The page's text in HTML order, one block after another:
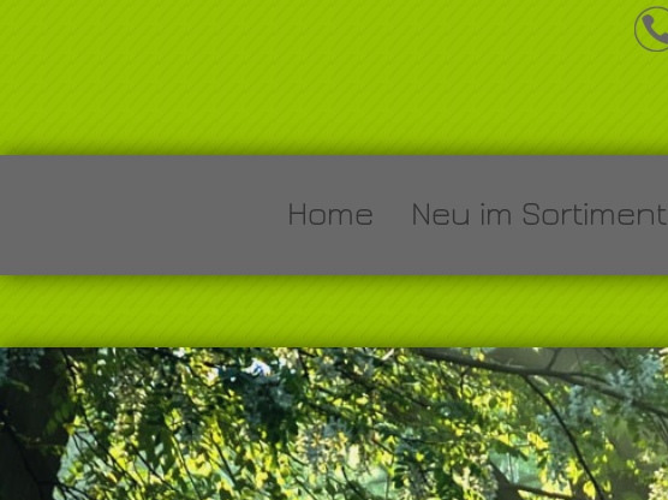
Home Neu im Sortiment